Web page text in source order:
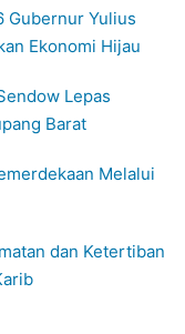
Gubernur Yulius
Ekonomi Hijau
Lepas
Barat
Melalui
dan Ketertiban